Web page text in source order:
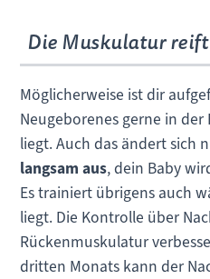
Die Muskulatur
Möglicherweise ist dir
Neugeborenes gerne in
liegt. Auch das ändert sich
langsam aus, dein Baby
Es trainiert übrigens auch
liegt. Die Kontrolle über
Rückenmuskulatur
dritten Monats kann der